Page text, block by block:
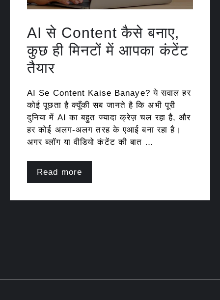
AI से Content कैसे बनाए,
कुछ ही मिनटों में आपका कंटेंट
तैयार
AI Se Content Kaise Banaye? ये सवाल हर
कोई पूछता है क्यूँकी सब जानते है कि अभी पूरी
दुनिया में AI का बहुत ज्यादा क्रेज़ चल रहा है, और
हर कोई अलग-अलग तरह के एआई बना रहा है।
अगर ब्लॉग या वीडियो कंटेंट की बात …
Read more